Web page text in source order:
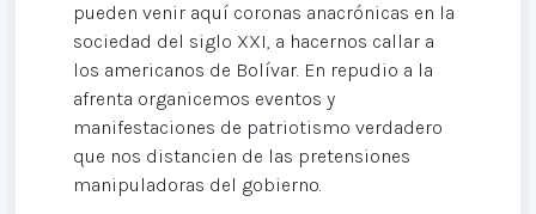
pueden venir aquí coronas anacrónicas en la
sociedad del siglo XXI, a hacernos callar a
los americanos de Bolívar. En repudio a la
afrenta organicemos eventos y
manifestaciones de patriotismo verdadero
que nos distancien de las pretensiones
manipuladoras del gobierno.